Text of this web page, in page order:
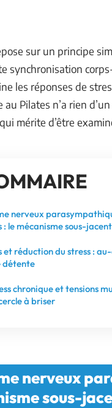
sur un principe
synchronisation
les réponses de
au Pilates n’a rien
mérite d’être
nerveux
: le mécanisme sous-jacent
et réduction du stress :
détente
chronique et tensions
à briser
nerveux
sous-